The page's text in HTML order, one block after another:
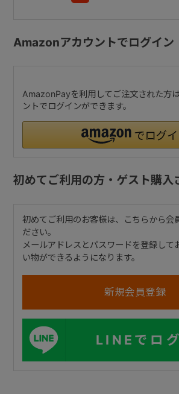
Amazonアカウントでログイン
AmazonPayを利用してご注文された方
ントでログインができます。
初めてご利用の方・ゲスト購入
初めてご利用のお客様は、こちらから会
ださい。
メールアドレスとパスワードを登録して
い物ができるようになります。
LINEでロ